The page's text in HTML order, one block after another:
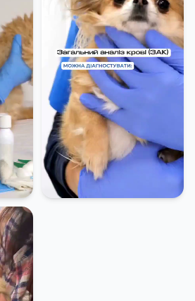
(бабезіоз)
допомогою лампи
сечі